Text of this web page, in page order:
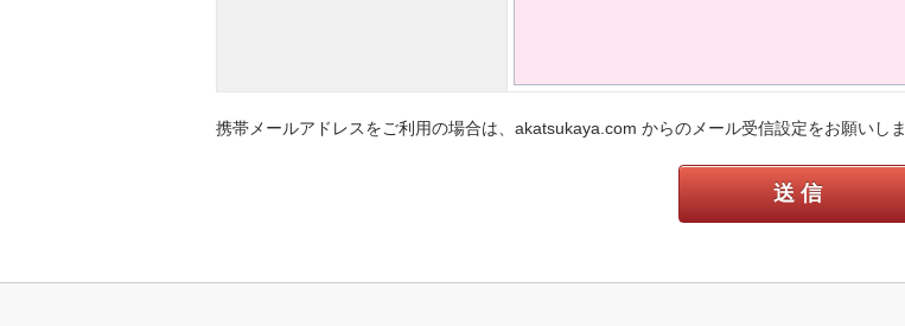
携帯メールアドレスをご利用の場合は、akatsukaya.com からのメール受信設定をお願いしま
送 信